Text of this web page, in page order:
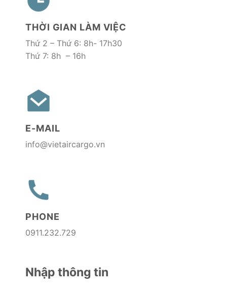
THỜI GIAN LÀM VIỆC
Thứ 2 – Thứ 6: 8h- 17h30
Thứ 7: 8h – 16h
E-MAIL
info@vietaircargo.vn
PHONE
0911.232.729
Nhập thông tin